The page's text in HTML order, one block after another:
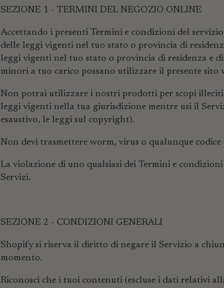
SEZIONE 1 - TERMINI DEL NEGOZIO ONLINE
Accettando i presenti Termini e condizioni del
delle leggi vigenti nel tuo stato o provincia di
leggi vigenti nel tuo stato o provincia di residenza e
minori a tuo carico possano utilizzare il presente sito
Non potrai utilizzare i nostri prodotti per scopi
leggi vigenti nella tua giurisdizione mentre usi il
esaustivo, le leggi sul copyright).
Non devi trasmettere worm, virus o qualunque
La violazione di uno qualsiasi dei Termini e
Servizi.
SEZIONE 2 - CONDIZIONI GENERALI
Shopify si riserva il diritto di negare il Servizio a
momento.
Riconosci che i tuoi contenuti (escluse i dati relativi